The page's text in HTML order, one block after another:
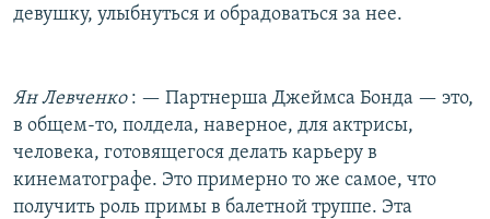
девушку, улыбнуться и обрадоваться за нее.
Ян Левченко : — Партнерша Джеймса Бонда — это,
в общем-то, полдела, наверное, для актрисы,
человека, готовящегося делать карьеру в
кинематографе. Это примерно то же самое, что
получить роль примы в балетной труппе. Эта